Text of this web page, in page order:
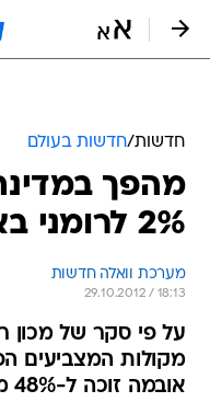
חדשות/חדשות בעולם
מהפך
2% לרומני באוהיו
מערכת וואלה חדשות
29.10.2012 / 18:13
מקולות המצביעים